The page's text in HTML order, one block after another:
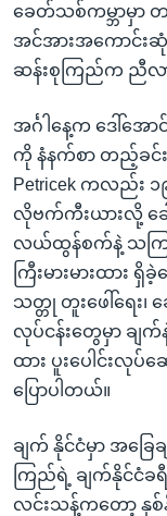
ခေတ်သစ်ကမ္ဘာမှာ
အင်အားအကောင်း
ဆန်းစုကြည်က ညီလာ
အင်္ဂါနေ့က ဒေါ်အ
ကို နံနက်စာ တည့်ခင်း
Petricek ကလည်း
လိုဗက်ကီးယားလို့ ခေ
လယ်ထွန်စက်နဲ့ သကြာ
ကြီးမားမားထား ရှိ
သတ္တု တူးဖေါ်ရေး၊
လုပ်ငန်းတွေမှာ ချက်
ထား ပူးပေါင်းလုပ်ဆ
ပြောပါတယ်။
ချက် နိုင်ငံမှာ အခြေ
ကြည်ရဲ့ ချက်နိုင်ငံ
လင်းသန့်ကတော့ နှစ်